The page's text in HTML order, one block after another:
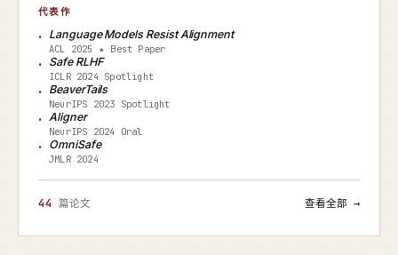
代表作
Language Models Resist Alignment
ACL 2025 ★ Best Paper
Safe RLHF
ICLR 2024 Spotlight
BeaverTails
NeurIPS 2023 Spotlight
Aligner
NeurIPS 2024 Oral
OmniSafe
JMLR 2024
44 篇论文 查看全部 →